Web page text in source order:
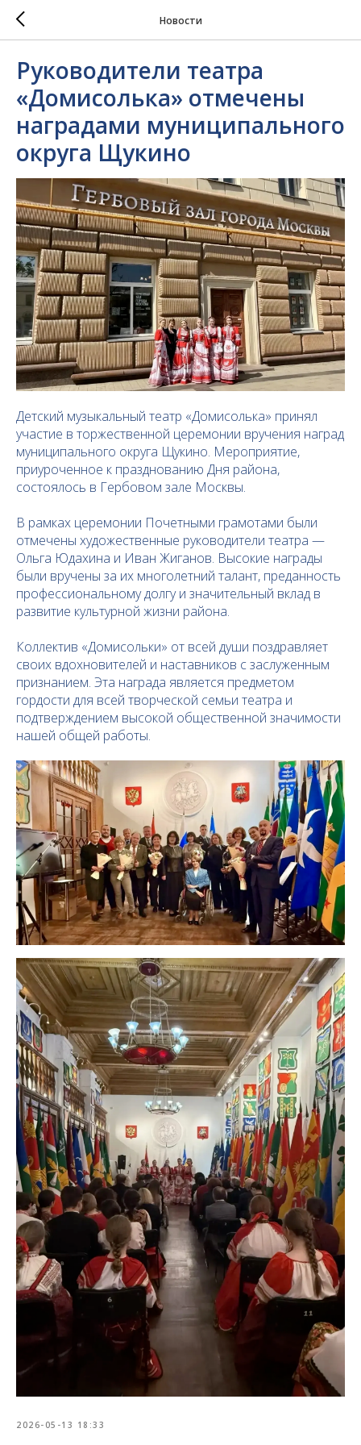
Новости
Руководители театра
«Домисолька» отмечены
наградами муниципального
округа Щукино
Детский музыкальный театр «Домисолька» принял
участие в торжественной церемонии вручения наград
муниципального округа Щукино. Мероприятие,
приуроченное к празднованию Дня района,
состоялось в Гербовом зале Москвы.
В рамках церемонии Почетными грамотами были
отмечены художественные руководители театра —
Ольга Юдахина и Иван Жиганов. Высокие награды
были вручены за их многолетний талант, преданность
профессиональному долгу и значительный вклад в
развитие культурной жизни района.
Коллектив «Домисольки» от всей души поздравляет
своих вдохновителей и наставников с заслуженным
признанием. Эта награда является предметом
гордости для всей творческой семьи театра и
подтверждением высокой общественной значимости
нашей общей работы.
2026-05-13 18:33